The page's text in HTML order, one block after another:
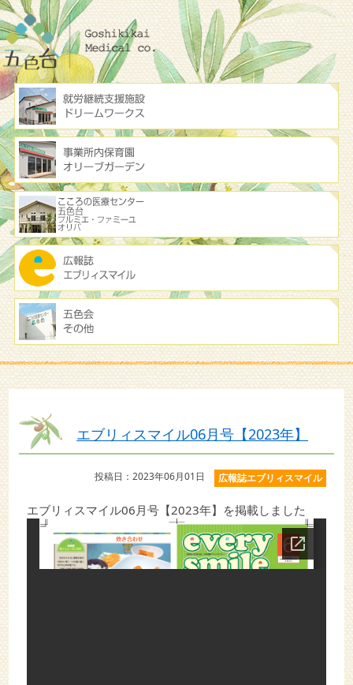
エブリィスマイル06月号【2023年】
広報誌エブリィスマイル
投稿日：2023年06月01日
エブリィスマイル06月号【2023年】を掲載しました